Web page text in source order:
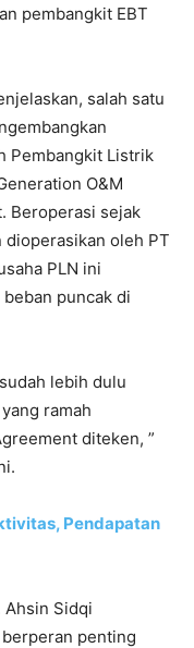
pembangkit EBT
salah satu
Pembangkit Listrik
O&M
Beroperasi sejak
dioperasikan oleh PT
PLN ini
puncak di
lebih dulu
ramah
diteken, ”
Pendapatan
Ahsin Sidqi
berperan penting